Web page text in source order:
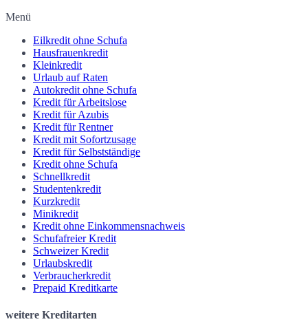
Menü
Eilkredit ohne Schufa
Hausfrauenkredit
Kleinkredit
Urlaub auf Raten
Autokredit ohne Schufa
Kredit für Arbeitslose
Kredit für Azubis
Kredit für Rentner
Kredit mit Sofortzusage
Kredit für Selbstständige
Kredit ohne Schufa
Schnellkredit
Studentenkredit
Kurzkredit
Minikredit
Kredit ohne Einkommensnachweis
Schufafreier Kredit
Schweizer Kredit
Urlaubskredit
Verbraucherkredit
Prepaid Kreditkarte
weitere Kreditarten